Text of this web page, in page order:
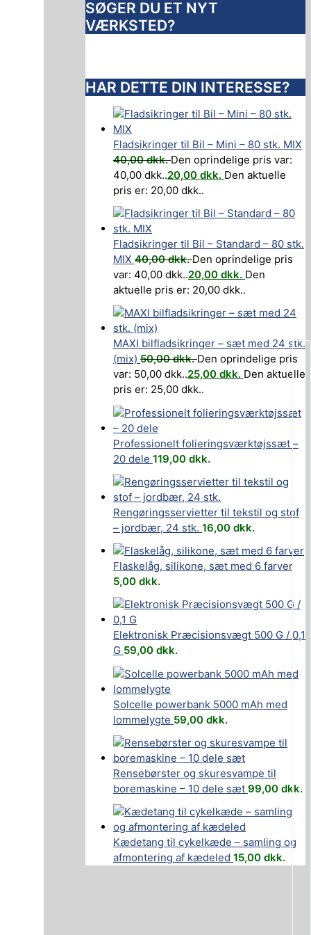
SØGER DU ET NYT
VÆRKSTED?
HAR DETTE DIN INTERESSE?
Fladsikringer til Bil – Mini – 80 stk. MIX
40,00dkk.Den oprindelige pris var:
40,00 dkk..20,00 dkk. Den aktuelle
pris er: 20,00 dkk..
Fladsikringer til Bil – Standard – 80 stk.
MIX 40,00dkk.Den oprindelige pris
var: 40,00 dkk..20,00 dkk. Den
aktuelle pris er: 20,00 dkk..
MAXI bilfladsikringer – sæt med 24 stk.
(mix) 50,00dkk.Den oprindelige pris
var: 50,00 dkk..25,00 dkk. Den aktuelle
pris er: 25,00 dkk..
Professionelt folieringsværktøjssæt –
20 dele 119,00 dkk.
Rengøringsservietter til tekstil og stof
– jordbær, 24 stk. 16,00 dkk.
Flaskelåg, silikone, sæt med 6 farver
5,00 dkk.
Elektronisk Præcisionsvægt 500 G / 0,1
G 59,00 dkk.
Solcelle powerbank 5000 mAh med
lommelygte 59,00 dkk.
Rensebørster og skuresvampe til
boremaskine – 10 dele sæt 99,00 dkk.
Kædetang til cykelkæde – samling og
afmontering af kædeled 15,00 dkk.